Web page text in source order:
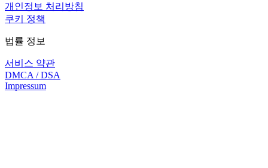
개인정보 처리방침
쿠키 정책
법률 정보
서비스 약관
DMCA / DSA
Impressum